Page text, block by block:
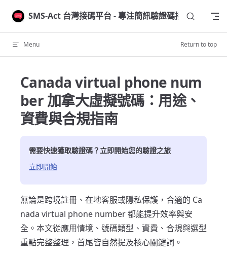
Skip to content
SMS-Act 台灣接碼平台 - 專注簡訊驗證碼接收
Menu Return to top
Canada virtual phone num
ber 加拿大虛擬號碼：用途、
資費與合規指南
需要快速獲取驗證碼？立即開始您的驗證之旅
立即開始
無論是跨境註冊、在地客服或隱私保護，合適的 Ca
nada virtual phone number 都能提升效率與安
全。本文從應用情境、號碼類型、資費、合規與選型
重點完整整理，首尾皆自然提及核心關鍵詞。